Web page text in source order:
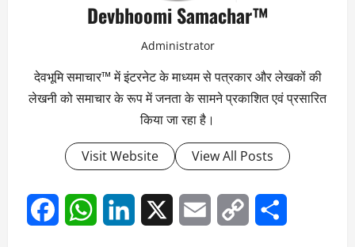
Devbhoomi Samachar™
Administrator
देवभूमि समाचार™ में इंटरनेट के माध्यम से पत्रकार और लेखकों की
लेखनी को समाचार के रूप में जनता के सामने प्रकाशित एवं प्रसारित
किया जा रहा है।
Visit Website View All Posts
FacebookWhatsAppLinkedIn Email
Copy